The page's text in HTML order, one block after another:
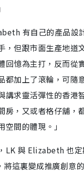
有自己的產品設
，但跟市面生產地道
回憶為主打，反而從
都加上了滾輪，可隨
講求靈活彈性的香港
房，又或者格仔舖，
空間的體現。」
LK 與 Elizabeth 也定
這裏變成推廣創意